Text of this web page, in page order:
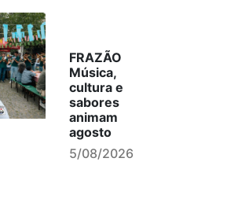
FRAZÃO
Música,
cultura e
sabores
animam
agosto
5/08/2026